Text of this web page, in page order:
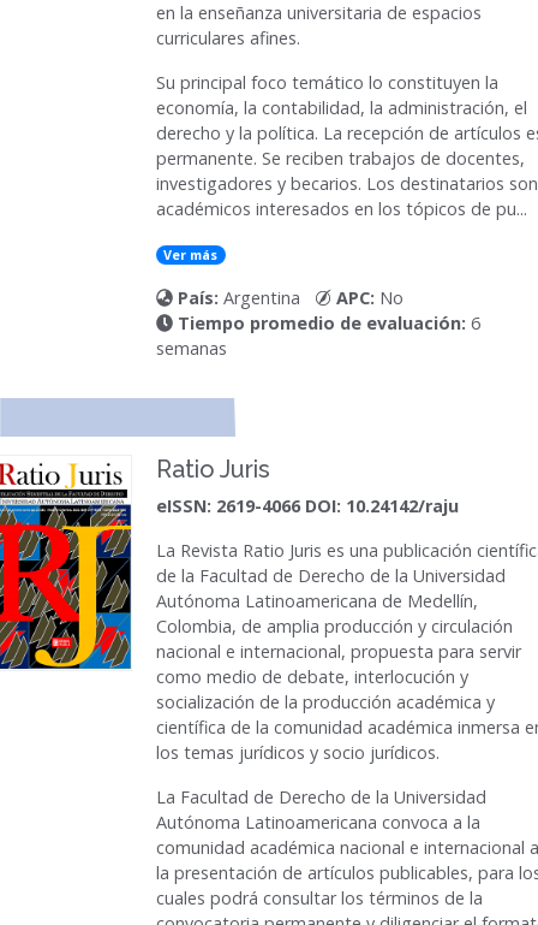
en la enseñanza universitaria de espacios
curriculares afines.
Su principal foco temático lo constituyen la
economía, la contabilidad, la administración, el
derecho y la política. La recepción de artículos
permanente. Se reciben trabajos de docentes,
investigadores y becarios. Los destinatarios son
académicos interesados en los tópicos de pu...
Ver más
País: Argentina APC: No
Tiempo promedio de evaluación: 6
semanas
Ratio Juris
eISSN: 2619-4066 DOI: 10.24142/raju
La Revista Ratio Juris es una publicación
de la Facultad de Derecho de la Universidad
Autónoma Latinoamericana de Medellín,
Colombia, de amplia producción y circulación
nacional e internacional, propuesta para servir
como medio de debate, interlocución y
socialización de la producción académica y
científica de la comunidad académica inmersa
los temas jurídicos y socio jurídicos.
La Facultad de Derecho de la Universidad
Autónoma Latinoamericana convoca a la
comunidad académica nacional e internacional a
la presentación de artículos publicables, para
cuales podrá consultar los términos de la